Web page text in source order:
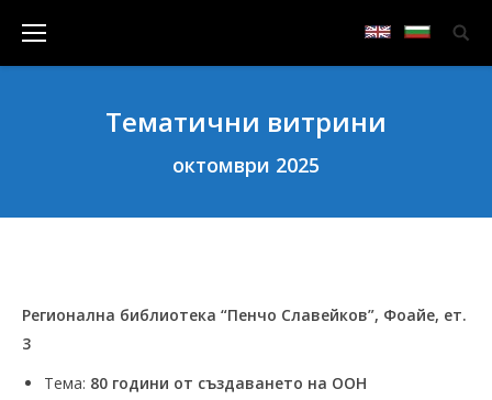
Тематични витрини
октомври 2025
Регионална библиотека “Пенчо Славейков”, Фоайе, ет.
3
Тема: 80 години от създаването на ООН